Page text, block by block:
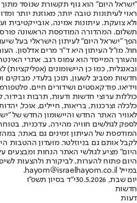
"ישראל היום" הוא גוף תקשורת שנוסד
ראוי לעיתונות טובה יותר, מאוזנת יותר
ולא צועקת. עיתונות אמינה, אובייקטיבית
הפך "ישראל היום" לעיתון הישראלי בעל
חול. מו"ל העיתון היא ד"ר מרים אדלסון.
והעורך המייסד הוא עמוס רגב. אתרי
חדשות מסביב לשעון, תוכן בלעדי, מבזקים
וידיאו, פודקאסטים ושידורים חיים.
כוללות ערוצי חדשות ודעות, תרבות ובידור,
לאוויר האתר החדש והיישומון החדש של
לספק לגולשים חוויה מהירה, עדכנית,
המודפסת של העיתון זמינים גם באתר,
לקבל אותם גם בניוזלטר. מועדון ההטבות
היום" מציע לגולשי האתר הנחות ומבצעים
היום פתוח להערות, לביקורת ולהצעות
במייל hayom@israelhayom.co.il.
יום שבת, 30.5.2026
י"ד בסיון תשפ"ו
חדשות
דעות